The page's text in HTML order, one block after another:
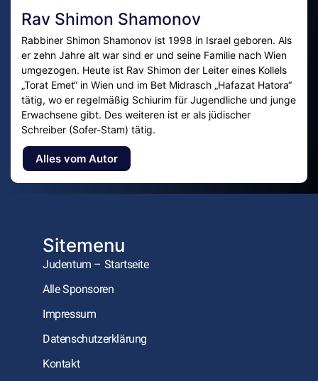
Rav Shimon Shamonov
Rabbiner Shimon Shamonov ist 1998 in Israel geboren. Als
er zehn Jahre alt war sind er und seine Familie nach Wien
umgezogen. Heute ist Rav Shimon der Leiter eines Kollels
„Torat Emet“ in Wien und im Bet Midrasch „Hafazat Hatora“
tätig, wo er regelmäßig Schiurim für Jugendliche und junge
Erwachsene gibt. Des weiteren ist er als jüdischer
Schreiber (Sofer-Stam) tätig.
Alles vom Autor
Sitemenu
Judentum – Startseite
Alle Sponsoren
Impressum
Datenschutzerklärung
Kontakt